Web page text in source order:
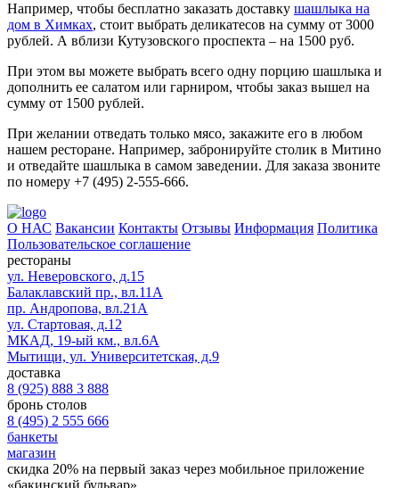
Например, чтобы бесплатно заказать доставку шашлыка на
дом в Химках, стоит выбрать деликатесов на сумму от 3000
рублей. А вблизи Кутузовского проспекта – на 1500 руб.
При этом вы можете выбрать всего одну порцию шашлыка и
дополнить ее салатом или гарниром, чтобы заказ вышел на
сумму от 1500 рублей.
При желании отведать только мясо, закажите его в любом
нашем ресторане. Например, забронируйте столик в Митино
и отведайте шашлыка в самом заведении. Для заказа звоните
по номеру +7 (495) 2-555-666.
О НАС Вакансии Контакты Отзывы Информация Политика
Пользовательское соглашение
рестораны
ул. Неверовского, д.15
Балаклавский пр., вл.11А
пр. Андропова, вл.21А
ул. Стартовая, д.12
МКАД, 19-ый км., вл.6А
Мытищи, ул. Университетская, д.9
доставка
8 (925) 888 3 888
бронь столов
8 (495) 2 555 666
банкеты
магазин
скидка 20% на первый заказ через мобильное приложение